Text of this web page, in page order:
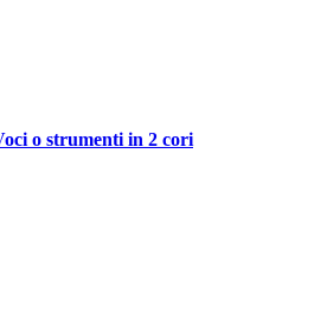
o strumenti in 2 cori